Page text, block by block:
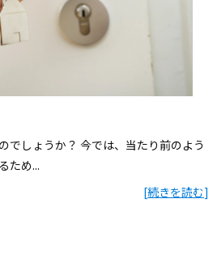
でしょうか？ 今では、当たり前のよう
ため...
[続きを読む]